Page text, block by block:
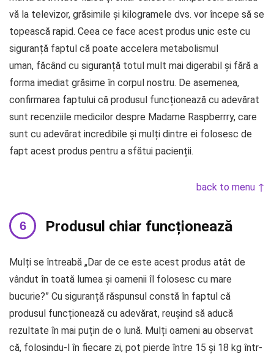
vă la televizor, grăsimile și kilogramele dvs. vor începe să se
topească rapid. Ceea ce face acest produs unic este cu
siguranță faptul că poate accelera metabolismul
uman, făcând cu siguranță totul mult mai digerabil și fără a
forma imediat grăsime în corpul nostru. De asemenea,
confirmarea faptului că produsul funcționează cu adevărat
sunt recenziile medicilor despre Madame Raspberrry, care
sunt cu adevărat incredibile și mulți dintre ei folosesc de
fapt acest produs pentru a sfătui pacienții.
back to menu ↑
Produsul chiar funcționează
Mulți se întreabă „Dar de ce este acest produs atât de
vândut în toată lumea și oamenii îl folosesc cu mare
bucurie?” Cu siguranță răspunsul constă în faptul că
produsul funcționează cu adevărat, reușind să aducă
rezultate în mai puțin de o lună. Mulți oameni au observat
că, folosindu-l în fiecare zi, pot pierde între 15 și 18 kg într-